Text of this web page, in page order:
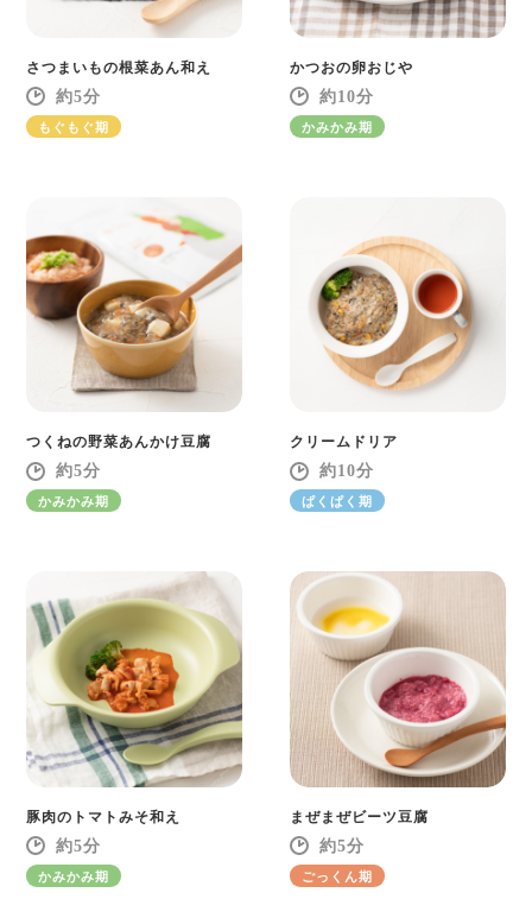
さつまいもの根菜あん和え
5
もぐもぐ期
かつおの卵おじや
10
かみかみ期
つくねの野菜あんかけ豆腐
5
かみかみ期
クリームドリア
10
ぱくぱく期
豚肉のトマトみそ和え
5
かみかみ期
まぜまぜビーツ豆腐
5
ごっくん期